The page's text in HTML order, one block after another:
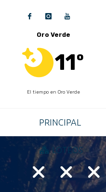
Oro Verde
11º
El tiempo en Oro Verde
PRINCIPAL
LOTEOS